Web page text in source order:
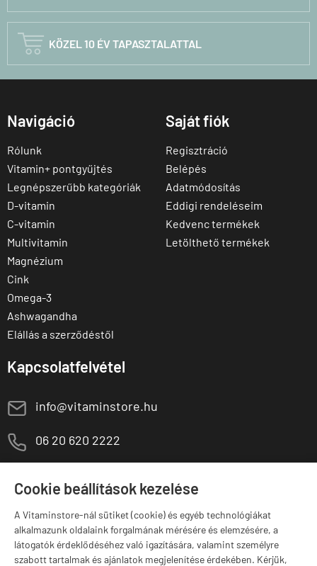
Cookie beállítások kezelése
A Vitaminstore-nál sütiket (cookie) és egyéb technológiákat
alkalmazunk oldalaink forgalmának mérésére és elemzésére, a
látogatók érdeklődéséhez való igazítására, valamint személyre
szabott tartalmak és ajánlatok megjelenítése érdekében. Kérjük,
 KÖZEL 10 ÉV TAPASZTALATTAL
Navigáció
Rólunk
Vitamin+ pontgyűjtés
Legnépszerűbb kategóriák
D-vitamin
C-vitamin
Multivitamin
Magnézium
Cink
Omega-3
Ashwagandha
Elállás a szerződéstől
Saját fiók
Regisztráció
Belépés
Adatmódosítás
Eddigi rendeléseim
Kedvenc termékek
Letölthető termékek
Kapcsolatfelvétel
E info@vitaminstore.hu
M 06 20 620 2222
Szugló u. 83-85.
Márkák